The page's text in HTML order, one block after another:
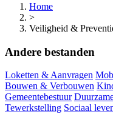
Home
>
Veiligheid &
Andere bestanden
Loketten & Aanvragen
Bouwen & Verbouwen
Gemeentebestuur
Tewerkstelling Sociaal